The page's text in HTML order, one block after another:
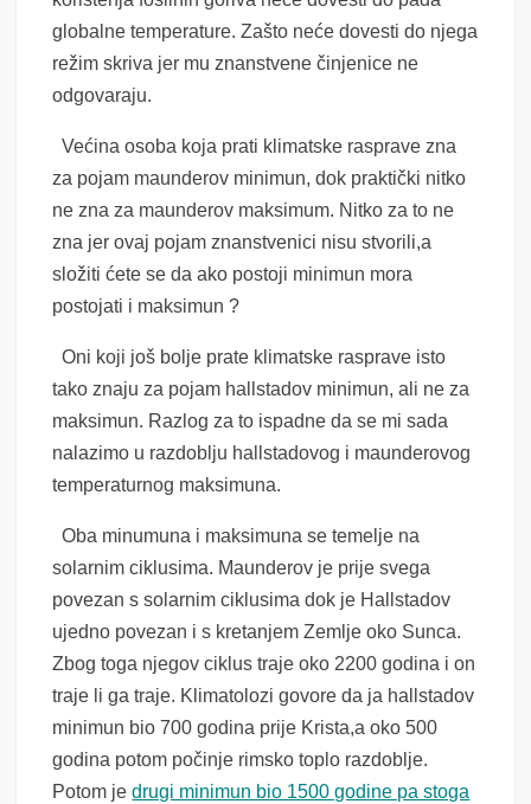
globalne temperature. Zašto neće dovesti do njega
režim skriva jer mu znanstvene činjenice ne
odgovaraju.
Većina osoba koja prati klimatske rasprave zna
za pojam maunderov minimun, dok praktički nitko
ne zna za maunderov maksimum. Nitko za to ne
zna jer ovaj pojam znanstvenici nisu stvorili,a
složiti ćete se da ako postoji minimun mora
postojati i maksimun ?
Oni koji još bolje prate klimatske rasprave isto
tako znaju za pojam hallstadov minimun, ali ne za
maksimun. Razlog za to ispadne da se mi sada
nalazimo u razdoblju hallstadovog i maunderovog
temperaturnog maksimuna.
Oba minumuna i maksimuna se temelje na
solarnim ciklusima. Maunderov je prije svega
povezan s solarnim ciklusima dok je Hallstadov
ujedno povezan i s kretanjem Zemlje oko Sunca.
Zbog toga njegov ciklus traje oko 2200 godina i on
traje li ga traje. Klimatolozi govore da ja hallstadov
minimun bio 700 godina prije Krista,a oko 500
godina potom počinje rimsko toplo razdoblje.
Potom jedrugi minimun bio 1500 godine pa stoga